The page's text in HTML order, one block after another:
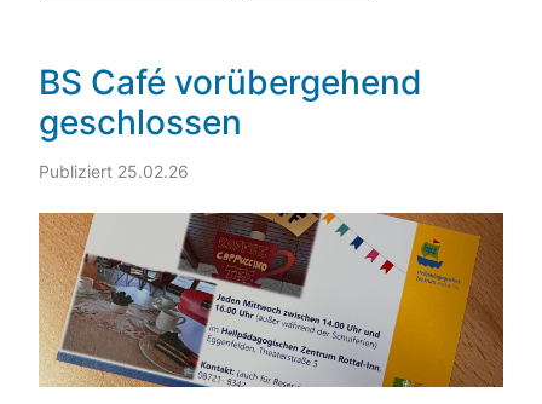
BS Café vorübergehend
geschlossen
Publiziert 25.02.26